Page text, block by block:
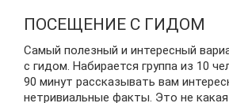
ПОСЕЩЕНИЕ С ГИДОМ
Самый полезный и интересный
с гидом. Набирается группа из 10
90 минут рассказывать вам
нетривиальные факты. Это не